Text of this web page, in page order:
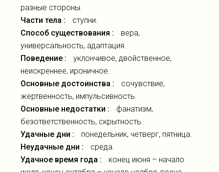
разные стороны.
Части тела :
ступни.
Способ существования :
вера,
универсальность, адаптация.
Поведение :
уклончивое, двойственное,
неискреннее, ироничное.
Основные достоинства :
сочувствие,
жертвенность, импульсивность.
Основные недостатки :
фанатизм,
безответственность, скрытность.
Удачные дни :
понедельник, четверг, пятница.
Неудачные дни :
среда.
Удачное время года :
конец июня – начало